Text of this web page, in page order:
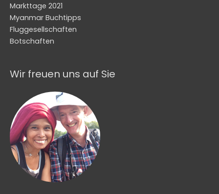
Markttage 2021
Myanmar Buchtipps
Fluggesellschaften
Botschaften
Wir freuen uns auf Sie